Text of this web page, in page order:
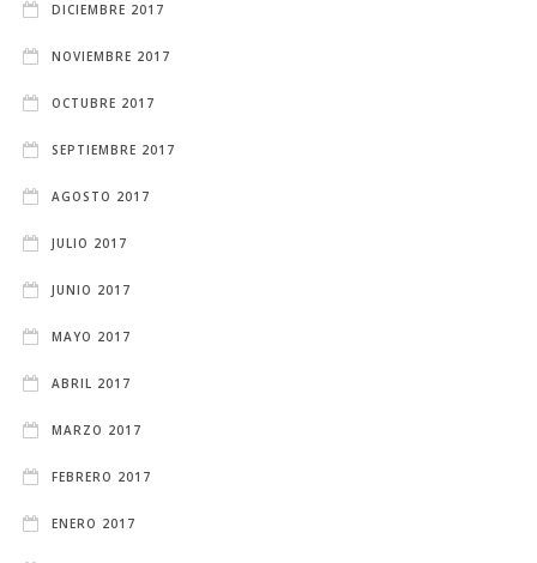
DICIEMBRE 2017
NOVIEMBRE 2017
OCTUBRE 2017
SEPTIEMBRE 2017
AGOSTO 2017
JULIO 2017
JUNIO 2017
MAYO 2017
ABRIL 2017
MARZO 2017
FEBRERO 2017
ENERO 2017